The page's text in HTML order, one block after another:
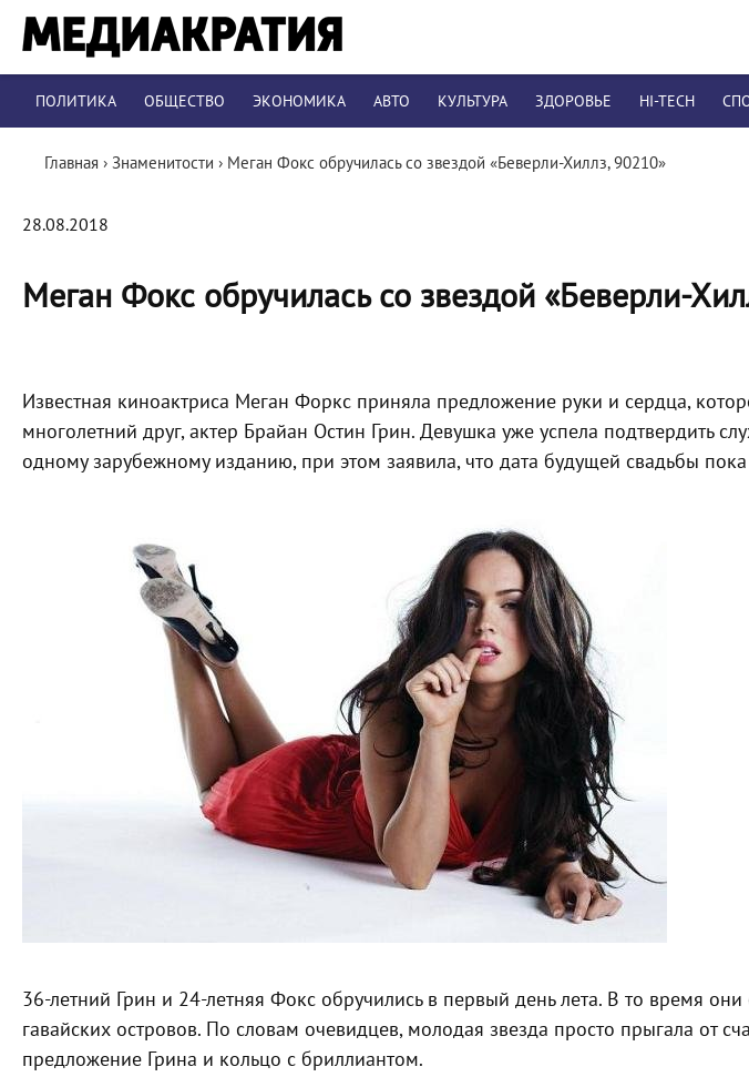
ПОЛИТИКА ОБЩЕСТВО ЭКОНОМИКА АВТО КУЛЬТУРА ЗДОРОВЬЕ HI-TECH
Главная › Знаменитости › Меган Фокс обручилась со звездой «Беверли-Хиллз, 90210»
28.08.2018
Меган Фокс обручилась со звездой «Беверли-
Известная киноактриса Меган Форкс приняла предложение руки и сердца,
многолетний друг, актер Брайан Остин Грин. Девушка уже успела подтвердить
одному зарубежному изданию, при этом заявила, что дата будущей свадьбы пока
36-летний Грин и 24-летняя Фокс обручились в первый день лета. В то время
гавайских островов. По словам очевидцев, молодая звезда просто прыгала от
предложение Грина и кольцо с бриллиантом.